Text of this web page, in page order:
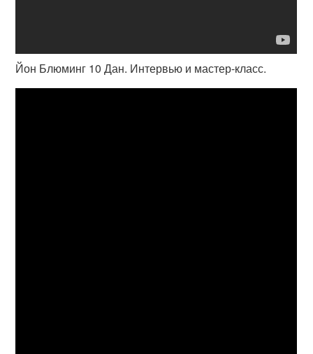
Йон Блюминг 10 Дан. Интервью и мастер-класс.